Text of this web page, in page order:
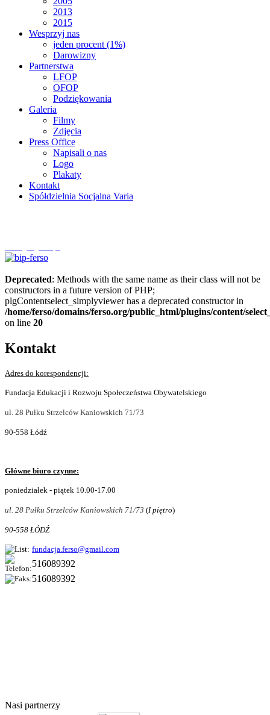
2013
2015
Wesprzyj nas
jeden procent (1%)
Darowizny
Partnerstwa
LFOP
OFOP
Podziękowania
Galeria
Filmy
Zdjęcia
Press Office
Napisali o nas
Logo
Plakaty
Kontakt
Spółdzielnia Socjalna Varia
Deprecated: Methods with the same name as their class will not be
constructors in a future version of PHP;
plgContentselect_simplyviewer has a deprecated constructor in
/home/ferso/domains/ferso.org/public_html/plugins/content/
on line 20
Kontakt
Adres do korespondencji:
Fundacja Edukacji i Rozwoju Społeczeństwa Obywatelskiego
ul. 28 Pułku Strzelców Kaniowskich 71/73
90-558 Łódź
Główne biuro czynne:
poniedziałek - piątek 10.00-17.00
ul. 28 Pułku Strzelców Kaniowskich 71/73 (I piętro)
90-558 ŁÓDŹ
fundacja.ferso@gmail.com
516089392
516089392
Nasi partnerzy